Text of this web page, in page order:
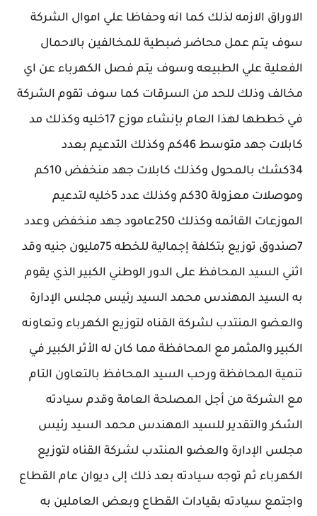
الاوراق الازمه لذلك كما انه وحفاظا علي اموال الشركة
سوف يتم عمل محاضر ضبطية للمخالفين بالاحمال
الفعلية علي الطبيعه وسوف يتم فصل الكهرباء عن اي
مخالف وذلك للحد من السرقات كما سوف تقوم الشركة
في خططها لهذا العام بإنشاء موزع 17خليه وكذلك مد
كابلات جهد متوسط 46كم وكذلك التدعيم بعدد
34كشك بالمحول وكذلك كابلات جهد منخفض 10كم
وموصلات معزولة 30كم وكذلك عدد 5خليه لتدعيم
الموزعات القائمه وكذلك 250عامود جهد منخفض وعدد
7صندوق توزيع بتكلفة إجمالية للخطه 75مليون جنيه وقد
اثني السيد المحافظ على الدور الوطني الكبير الذي يقوم
به السيد المهندس محمد السيد رئيس مجلس الإدارة
والعضو المنتدب لشركة القناه لتوزيع الكهرباء وتعاونه
الكبير والمثمر مع المحافظة مما كان له الأثر الكبير في
تنمية المحافظة ورحب السيد المحافظ بالتعاون التام
مع الشركة من أجل المصلحة العامة وقدم سيادته
الشكر والتقدير للسيد المهندس محمد السيد رئيس
مجلس الإدارة والعضو المنتدب لشركة القناه لتوزيع
الكهرباء ثم توجه سيادته بعد ذلك إلى ديوان عام القطاع
واجتمع سيادته بقيادات القطاع وبعض العاملين به